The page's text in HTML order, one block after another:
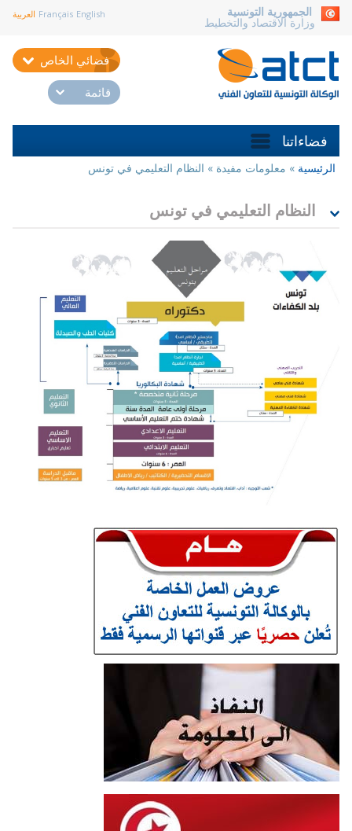
الجمهورية التونسية
وزارة الاقتصاد والتخطيط
Français English العربية
فضائي الخاص
قائمة
فضاءاتنا
أنت
الرئيسية » معلومات مفيدة » النظام التعليمي في تونس
النظام التعليمي في تونس